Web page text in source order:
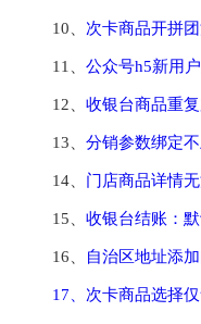
10、 次卡商品开拼
11、 公众号h5新用
12、 收银台商品重
13、 分销参数绑定不
14、 门店商品详情
15、 收银台结账：
16、 自治区地址添
17、次卡商品选择